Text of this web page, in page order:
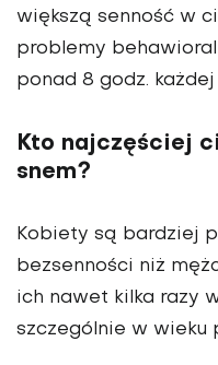
większą senność w
problemy
ponad 8 godz.
Kto najczęściej
snem?
Kobiety są bardziej
bezsenności niż
ich nawet kilka razy
szczególnie w wieku